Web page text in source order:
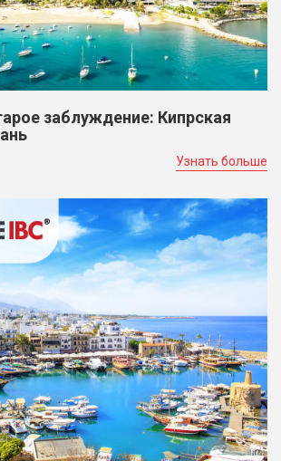
заблуждение: Кипрская
Узнать больше